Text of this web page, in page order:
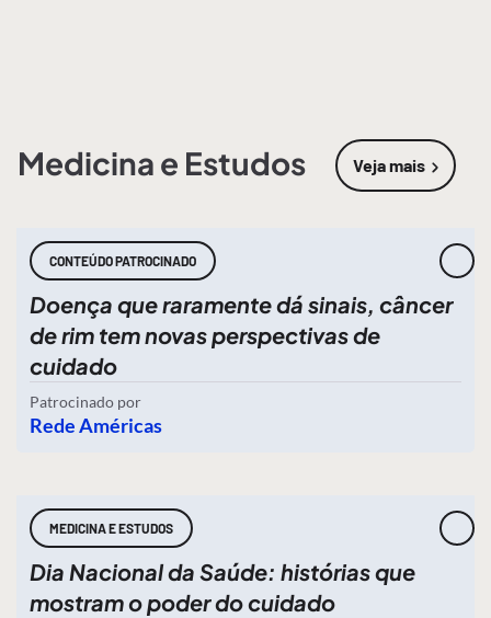
Medicina e Estudos Veja mais
sobre
CONTEÚDO PATROCINADO
Doença que raramente dá sinais, câncer
de rim tem novas perspectivas de
cuidado
Patrocinado por
Rede Américas
MEDICINA E ESTUDOS
Dia Nacional da Saúde: histórias que
mostram o poder do cuidado